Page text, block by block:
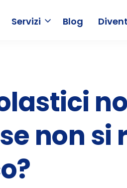
Servizi Blog
non